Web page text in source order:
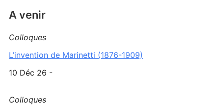
A venir
Colloques
L’invention de Marinetti (1876-1909)
10 Déc 26 -
Colloques